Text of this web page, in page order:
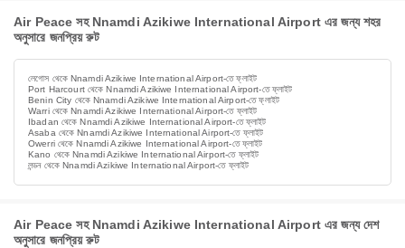
Air Peace সহ Nnamdi Azikiwe International Airport এর জন্য শহর
অনুসারে জনপ্রিয় রুট
লেগোস থেকে Nnamdi Azikiwe International Airport-তে ফ্লাইট
Port Harcourt থেকে Nnamdi Azikiwe International Airport-তে ফ্লাইট
Benin City থেকে Nnamdi Azikiwe International Airport-তে ফ্লাইট
Warri থেকে Nnamdi Azikiwe International Airport-তে ফ্লাইট
Ibadan থেকে Nnamdi Azikiwe International Airport-তে ফ্লাইট
Asaba থেকে Nnamdi Azikiwe International Airport-তে ফ্লাইট
Owerri থেকে Nnamdi Azikiwe International Airport-তে ফ্লাইট
Kano থেকে Nnamdi Azikiwe International Airport-তে ফ্লাইট
লন্ডন থেকে Nnamdi Azikiwe International Airport-তে ফ্লাইট
Air Peace সহ Nnamdi Azikiwe International Airport এর জন্য দেশ
অনুসারে জনপ্রিয় রুট